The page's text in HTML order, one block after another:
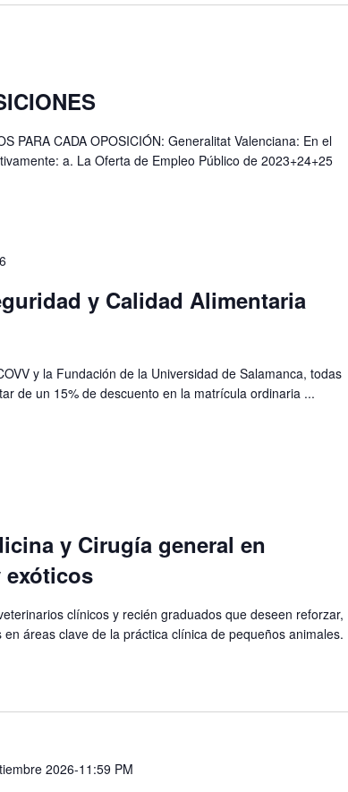
PARA CADA OPOSICIÓN: Generalitat Valenciana: En el
a. La Oferta de Empleo Público de 2023+24+25
y Calidad Alimentaria
y la Fundación de la Universidad de Salamanca, todas
de un 15% de descuento en la matrícula ordinaria ...
y Cirugía general en
exóticos
clínicos y recién graduados que deseen reforzar,
áreas clave de la práctica clínica de pequeños animales.
2026-11:59 PM